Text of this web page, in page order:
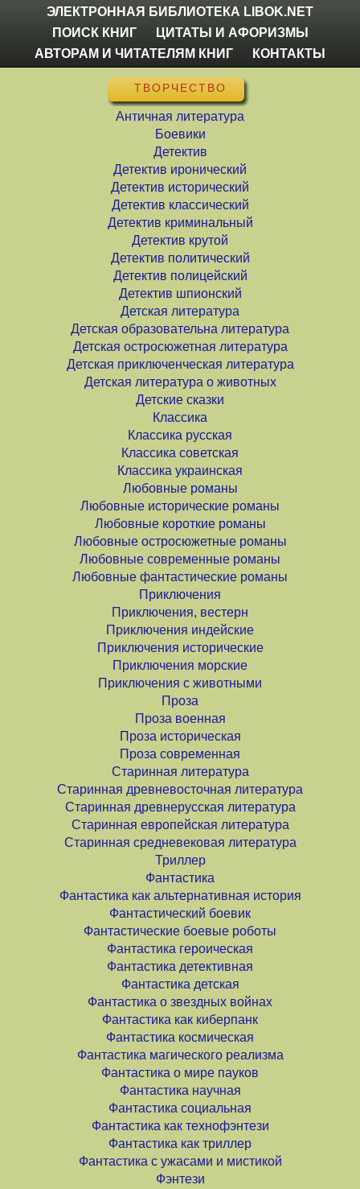
ЭЛЕКТРОННАЯ БИБЛИОТЕКА LIBOK.NET
ПОИСК КНИГ
ЦИТАТЫ И АФОРИЗМЫ
АВТОРАМ И ЧИТАТЕЛЯМ КНИГ
КОНТАКТЫ
ТВОРЧЕСТВО
Античная литература
Боевики
Детектив
Детектив иронический
Детектив исторический
Детектив классический
Детектив криминальный
Детектив крутой
Детектив политический
Детектив полицейский
Детектив шпионский
Детская литература
Детская образовательна литература
Детская остросюжетная литература
Детская приключенческая литература
Детская литература о животных
Детские сказки
Классика
Классика русская
Классика советская
Классика украинская
Любовные романы
Любовные исторические романы
Любовные короткие романы
Любовные остросюжетные романы
Любовные современные романы
Любовные фантастические романы
Приключения
Приключения, вестерн
Приключения индейские
Приключения исторические
Приключения морские
Приключения с животными
Проза
Проза военная
Проза историческая
Проза современная
Старинная литература
Старинная древневосточная литература
Старинная древнерусская литература
Старинная европейская литература
Старинная средневековая литература
Триллер
Фантастика
Фантастика как альтернативная история
Фантастический боевик
Фантастические боевые роботы
Фантастика героическая
Фантастика детективная
Фантастика детская
Фантастика о звездных войнах
Фантастика как киберпанк
Фантастика космическая
Фантастика магического реализма
Фантастика о мире пауков
Фантастика научная
Фантастика социальная
Фантастика как технофэнтези
Фантастика как триллер
Фантастика с ужасами и мистикой
Фэнтези